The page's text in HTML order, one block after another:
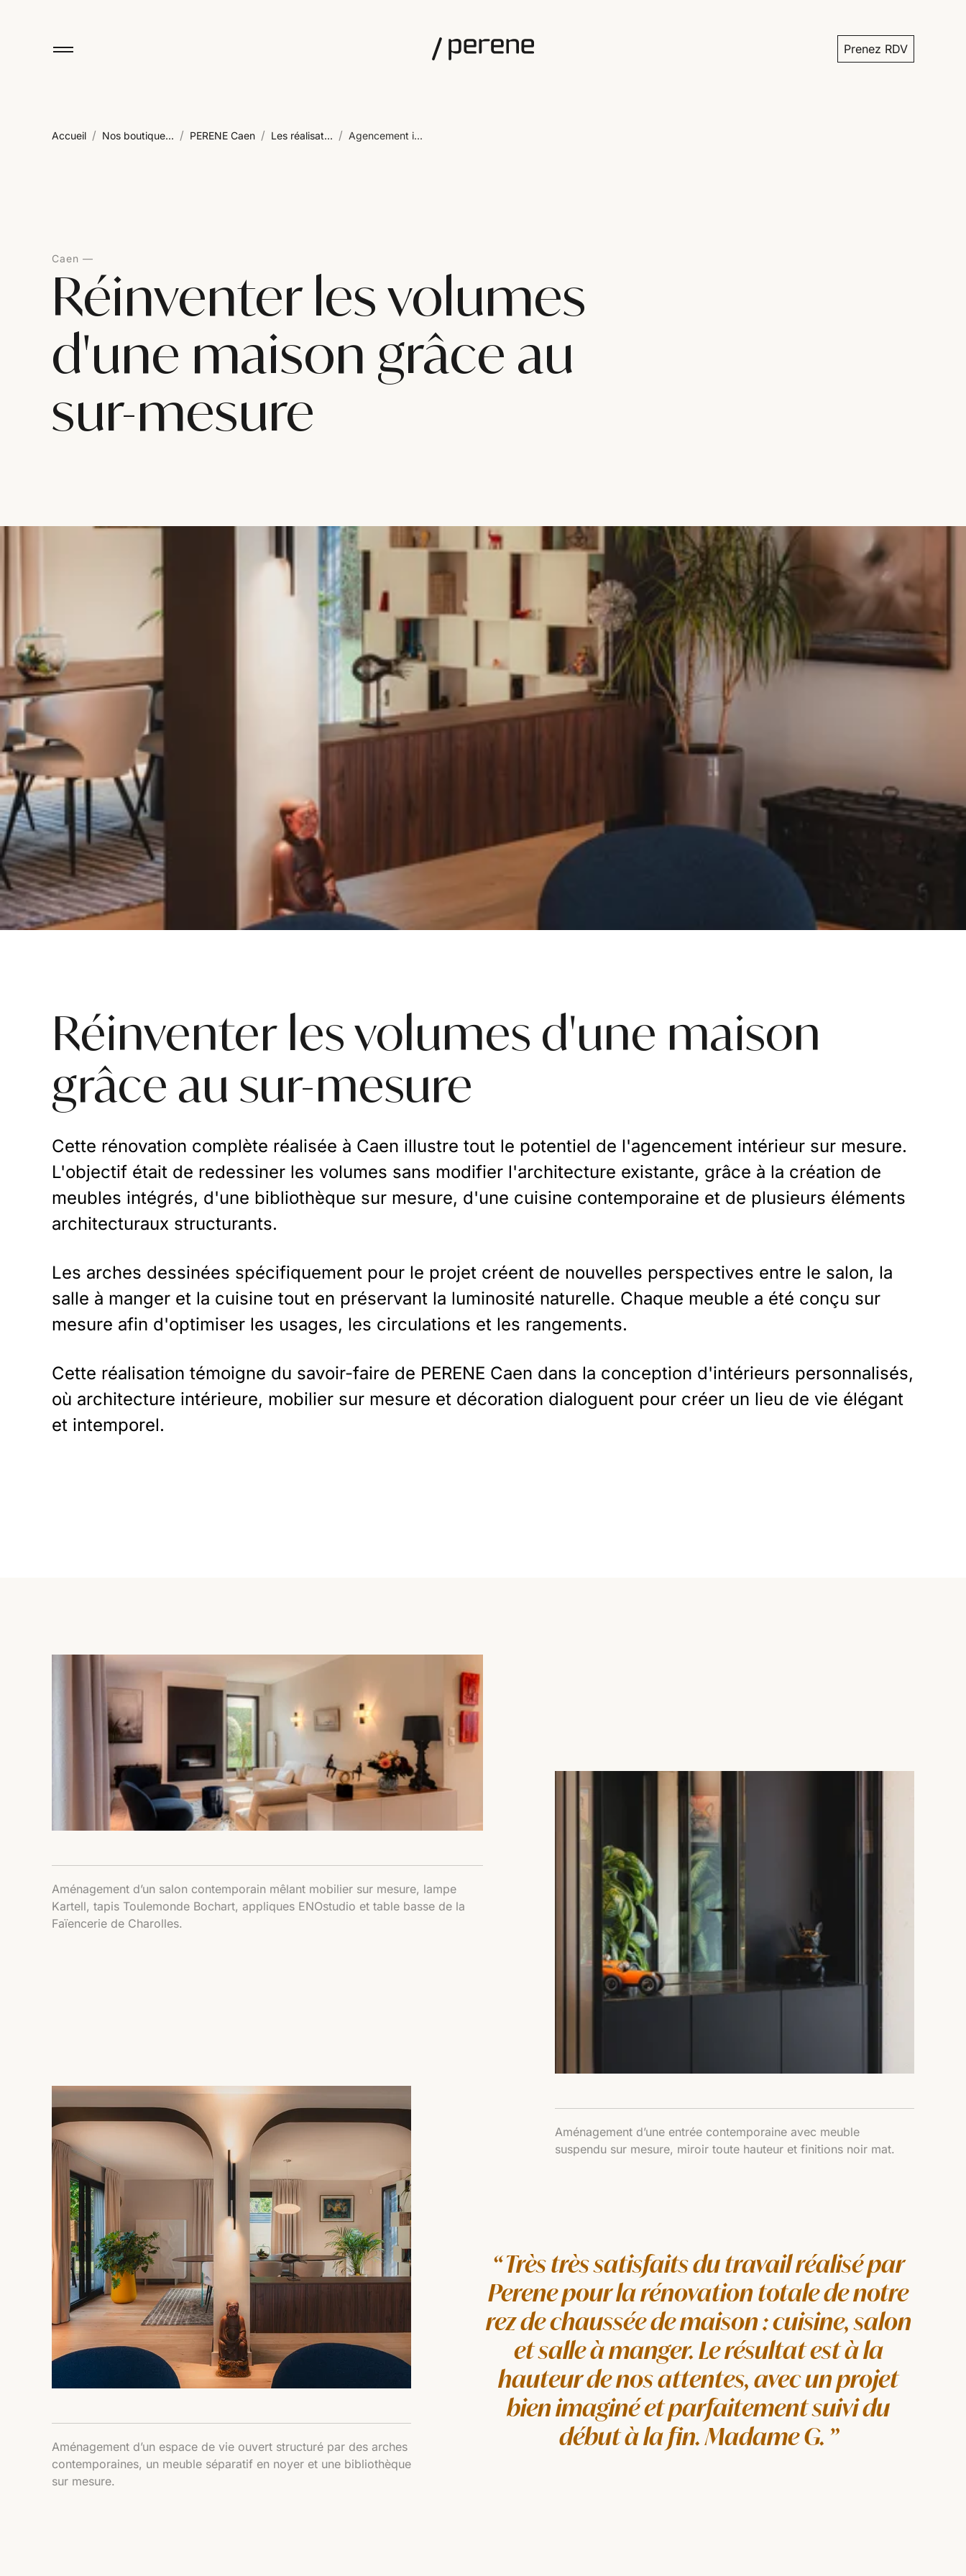
Prenez RDV
Accueil / Nos boutique... / PERENE Caen / Les réalisat... / Agencement i...
Caen
Réinventer les volumes
d'une maison grâce au
sur-mesure
Réinventer les volumes d'une maison
grâce au sur-mesure
Cette rénovation complète réalisée à Caen illustre tout le potentiel de l'agencement intérieur sur mesure.
L'objectif était de redessiner les volumes sans modifier l'architecture existante, grâce à la création de
meubles intégrés, d'une bibliothèque sur mesure, d'une cuisine contemporaine et de plusieurs éléments
architecturaux structurants.
Les arches dessinées spécifiquement pour le projet créent de nouvelles perspectives entre le salon, la
salle à manger et la cuisine tout en préservant la luminosité naturelle. Chaque meuble a été conçu sur
mesure afin d'optimiser les usages, les circulations et les rangements.
Cette réalisation témoigne du savoir-faire de PERENE Caen dans la conception d'intérieurs personnalisés,
où architecture intérieure, mobilier sur mesure et décoration dialoguent pour créer un lieu de vie élégant
et intemporel.
Aménagement d’un salon contemporain mêlant mobilier sur mesure, lampe
Kartell, tapis Toulemonde Bochart, appliques ENOstudio et table basse de la
Faïencerie de Charolles.
Aménagement d’une entrée contemporaine avec meuble
suspendu sur mesure, miroir toute hauteur et finitions noir mat.
Aménagement d’un espace de vie ouvert structuré par des arches
contemporaines, un meuble séparatif en noyer et une bibliothèque
sur mesure.
Très très satisfaits du travail réalisé par
Perene pour la rénovation totale de notre
rez de chaussée de maison : cuisine, salon
et salle à manger. Le résultat est à la
hauteur de nos attentes, avec un projet
bien imaginé et parfaitement suivi du
début à la fin. Madame G.